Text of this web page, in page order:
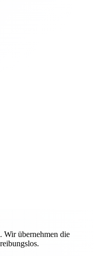
Wir übernehmen die